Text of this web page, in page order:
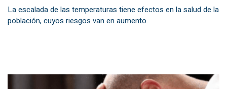
La escalada de las temperaturas tiene efectos en la salud de la
población, cuyos riesgos van en aumento.